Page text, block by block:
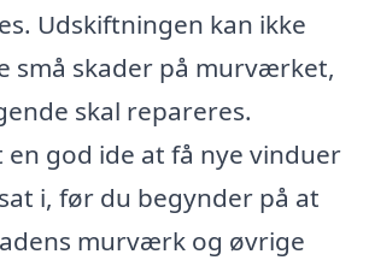
Udskiftningen kan ikke
små skader på murværket,
skal repareres.
god ide at få nye vinduer
i, før du begynder på at
murværk og øvrige